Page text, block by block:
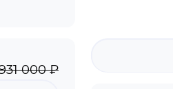
000 ₽